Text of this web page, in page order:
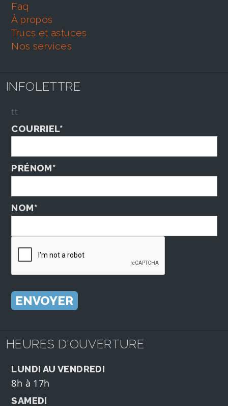
faq
À propos
trucs et astuces
nos services
INFOLETTRE
tt
COURRIEL*
PRÉNOM*
NOM*
HEURES D'OUVERTURE
LUNDI AU VENDREDI
8h à 17h
SAMEDI